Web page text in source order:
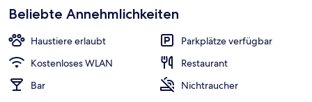
Restaurant
Beliebte Annehmlichkeiten
Haustiere erlaubt
Parkplätze verfügbar
Kostenloses WLAN
Restaurant
Bar
Nichtraucher